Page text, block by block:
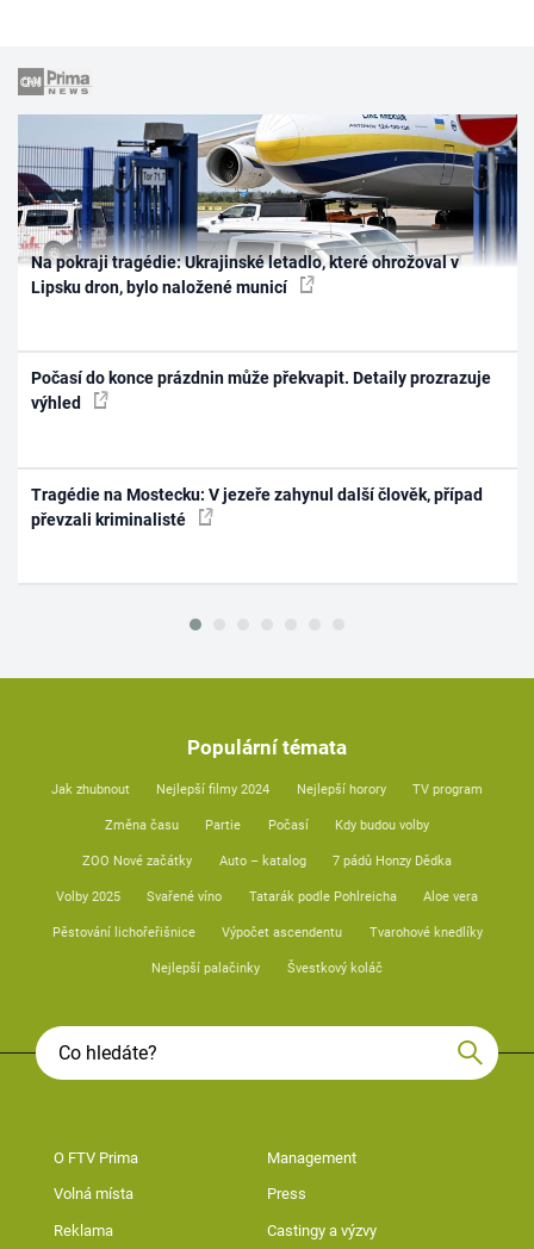
Na pokraji tragédie: Ukrajinské letadlo, které ohrožoval v
Lipsku dron, bylo naložené municí
Počasí do konce prázdnin může překvapit. Detaily prozrazuje
výhled
Tragédie na Mostecku: V jezeře zahynul další člověk, případ
převzali kriminalisté
Populární témata
Jak zhubnout Nejlepší filmy 2024 Nejlepší horory TV program
Změna času Partie Počasí Kdy budou volby
ZOO Nové začátky Auto – katalog 7 pádů Honzy Dědka
Volby 2025 Svařené víno Tatarák podle Pohlreicha Aloe vera
Pěstování lichořeřišnice Výpočet ascendentu Tvarohové knedlíky
Nejlepší palačinky Švestkový koláč
O FTV Prima Management
Volná místa Press
Reklama Castingy a výzvy